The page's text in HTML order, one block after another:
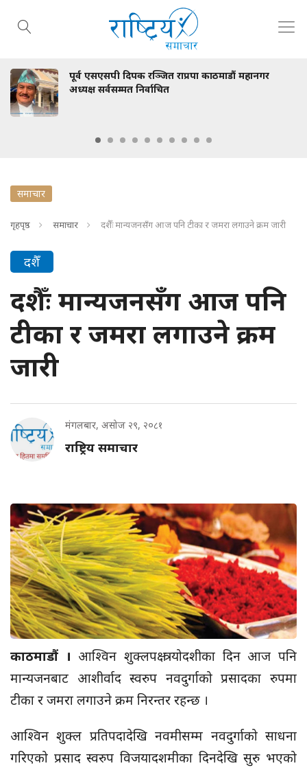
दिपक रञ्जित राप्रपा काठमाडौं महानगर
निर्वाचित
स्वास्थ्य
समाचार
गृहपृष्ठ समाचार दशैँः मान्यजनसँग आज पनि टीका र जमरा लगाउने क्रम जारी
दशैँ
दशैँः मान्यजनसँग आज पनि
टीका र जमरा लगाउने क्रम
जारी
मंगलबार, असोज २९, २०८१
राष्ट्रिय समाचार
काठमाडौं । आश्विन शुक्लपक्ष त्रयोदशीका दिन आज पनि
मान्यजनबाट आशीर्वाद स्वरुप नवदुर्गाको प्रसादका रुपमा
टीका र जमरा लगाउने क्रम निरन्तर रहन्छ ।
आश्विन शुक्ल प्रतिपदादेखि नवमीसम्म नवदुर्गाको साधना
गरिएको प्रसाद स्वरुप विजयादशमीका दिनदेखि सुरु भएको